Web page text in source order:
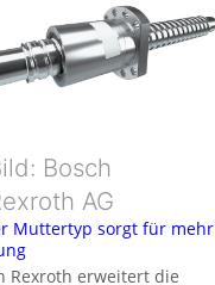
s
m
e
n
u
g
e
b
k
m
b
Bosch
AG
Muttertyp sorgt für mehr
Rexroth erweitert die